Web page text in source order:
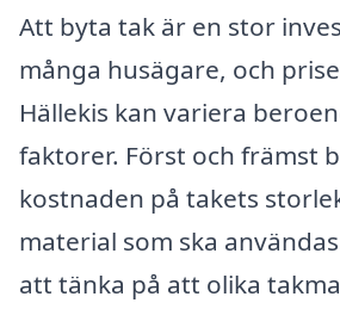
Att byta tak är en stor
många husägare, och
Hällekis kan variera
faktorer. Först och främst
kostnaden på takets
material som ska
att tänka på att olika